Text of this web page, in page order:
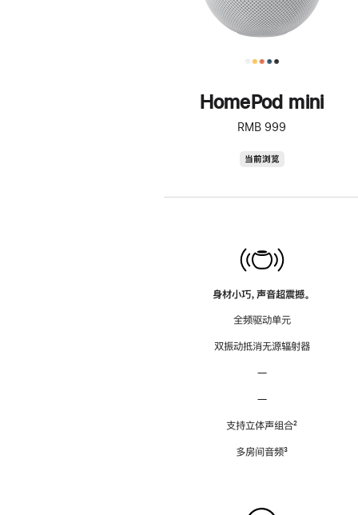
HomePod mini
RMB 999
当前浏览
身材小巧，声音超震撼。
全频驱动单元
双振动抵消无源辐射器
—
—
支持立体声组合脚
²
多房间音频脚
³